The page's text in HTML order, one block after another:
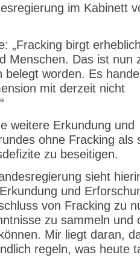
im Kabinett
„Fracking birgt
Menschen. Das ist nun
belegt worden. Es
mit derzeit nicht
weitere Erkundung und
ohne Fracking als
zu beseitigen.
sieht
und
von Fracking zu
zu sammeln und
Mir liegt daran,
regeln, was heute